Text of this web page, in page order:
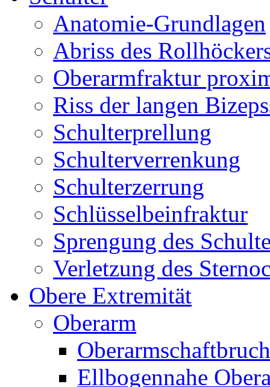
Anatomie-Grundlagen
Abriss des
Oberarmfraktur
Riss der langen
Schulterprellung
Schulterverrenkung
Schulterzerrung
Schlüsselbeinfraktur
Sprengung des
Verletzung des
Obere Extremität
Oberarm
Oberarmschaftbruch
Ellbogennahe